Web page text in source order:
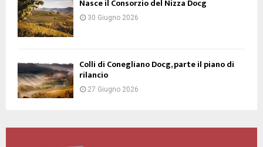
Nasce il Consorzio del Nizza Docg
30 Giugno 2026
Colli di Conegliano Docg, parte il piano di
rilancio
27 Giugno 2026